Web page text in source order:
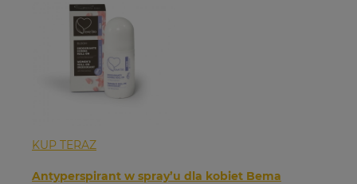
KUP TERAZ
Antyperspirant w spray’u dla kobiet Bema